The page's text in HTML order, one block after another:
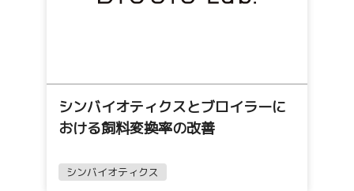
シンバイオティクスとブロイラーに
おける飼料変換率の改善
シンバイオティクス